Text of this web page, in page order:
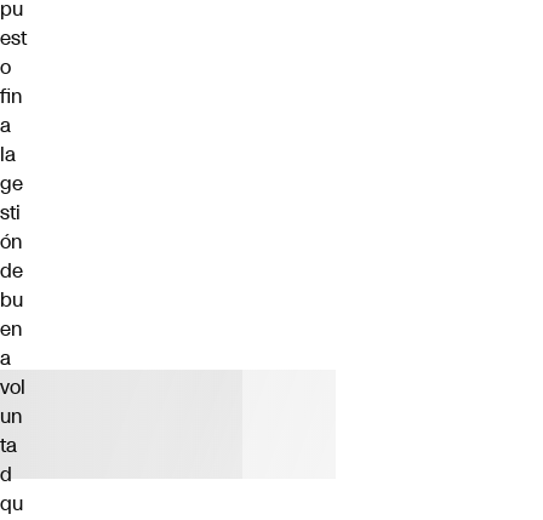
pu
est
o
fin
a
la
ge
sti
ón
de
bu
en
a
vol
un
ta
d
qu